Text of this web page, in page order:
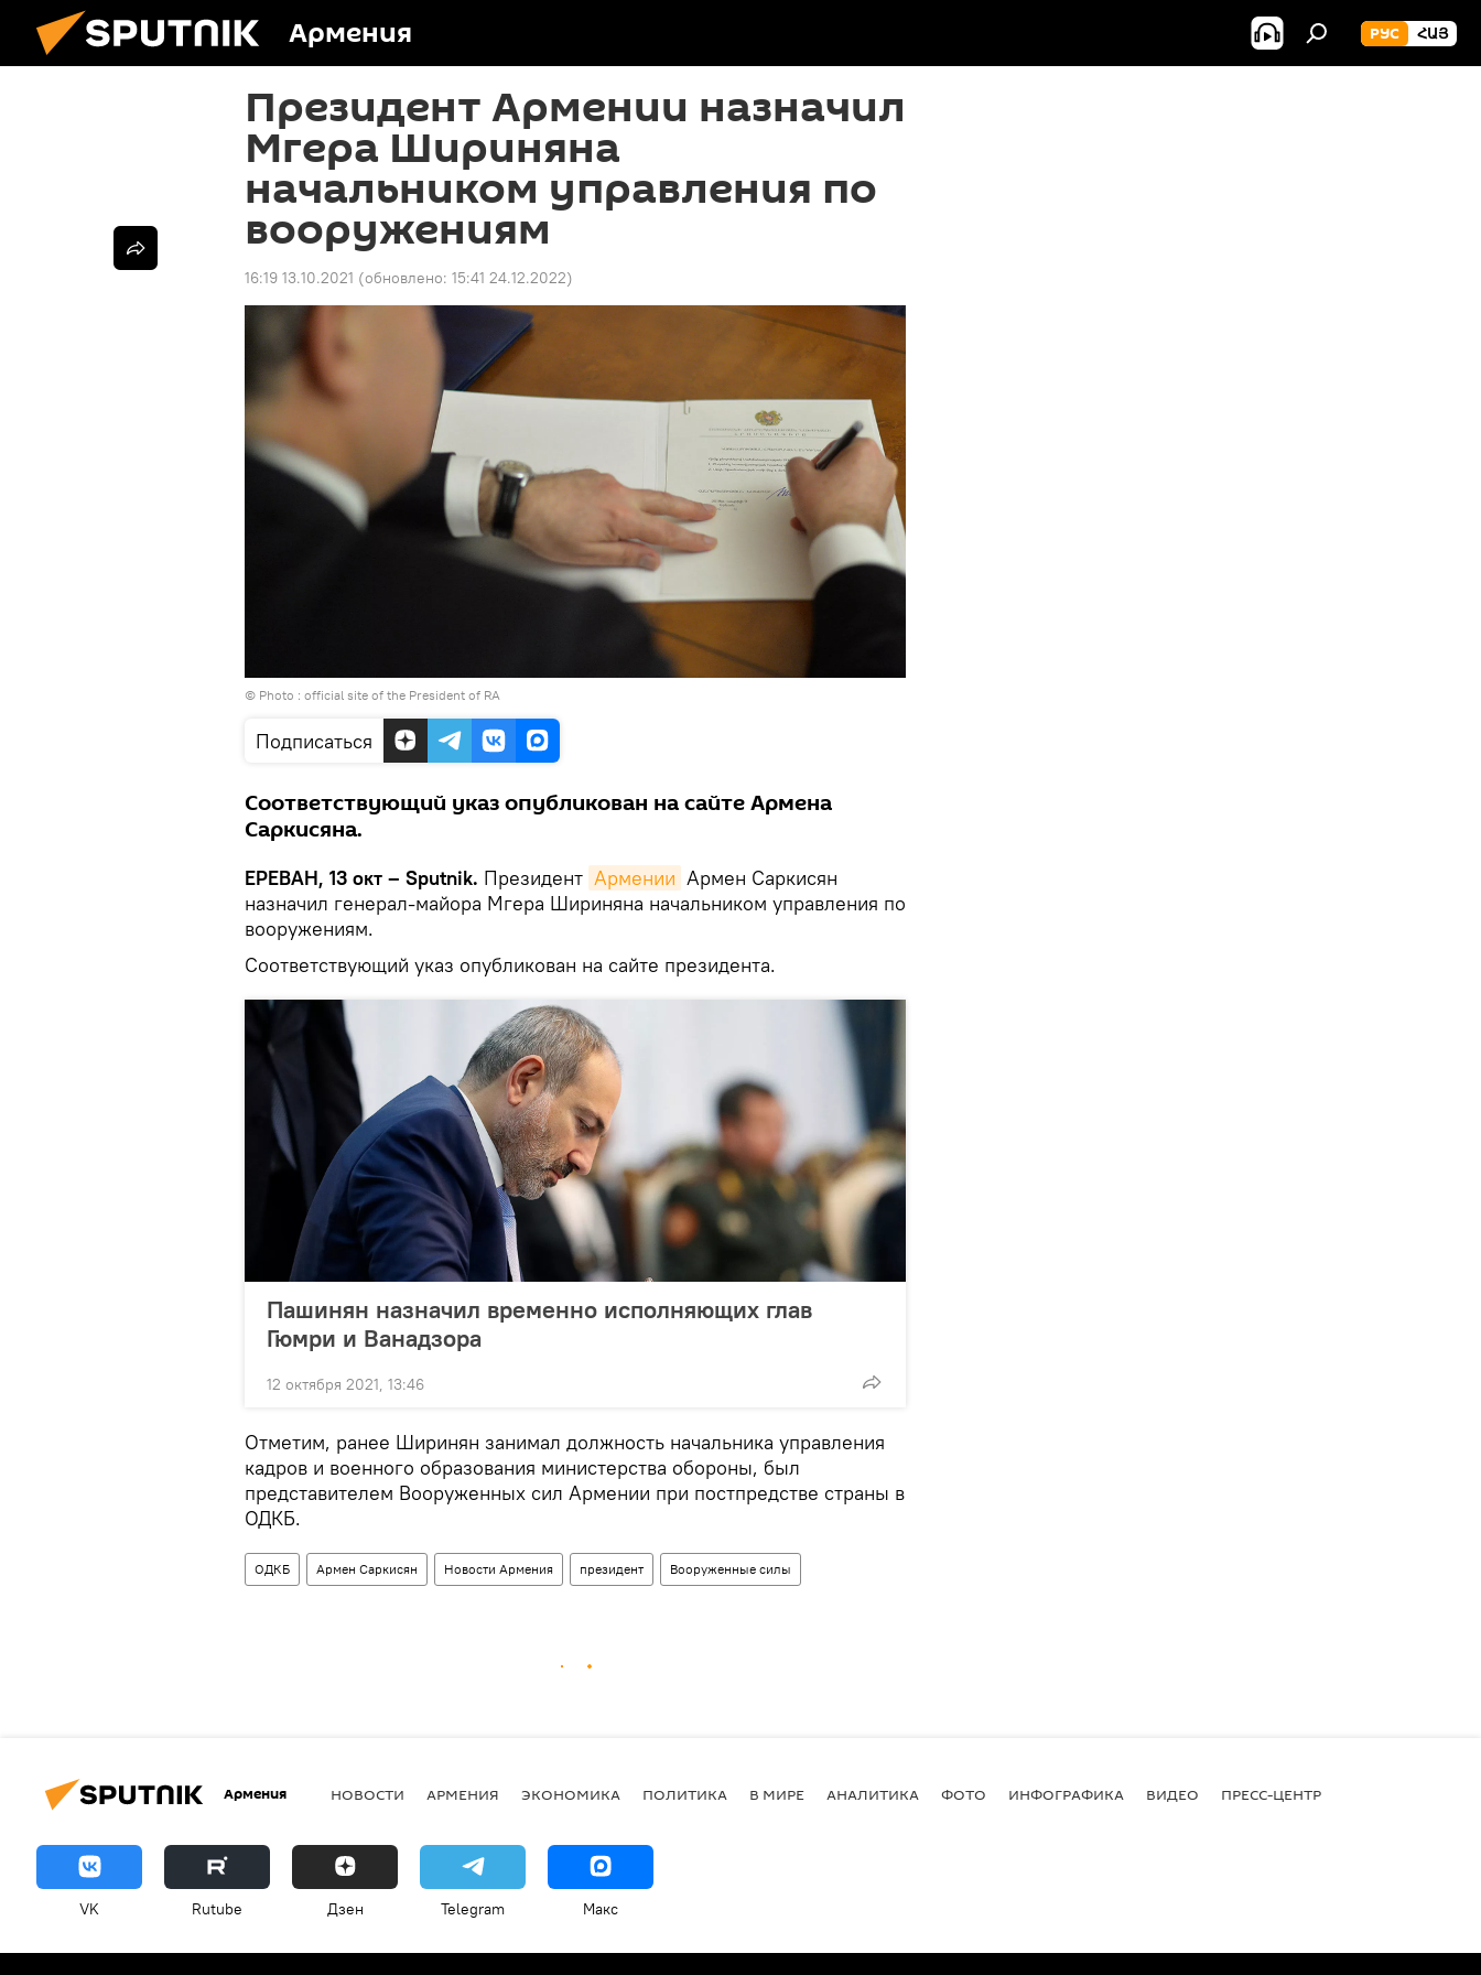
Армения РУС ՀԱՅ
Президент Армении назначил
Мгера Шириняна
начальником управления по
вооружениям
16:19 13.10.2021 (обновлено: 15:41 24.12.2022)
© Photo : official site of the President of RA
Подписаться
Соответствующий указ опубликован на сайте Армена
Саркисяна.
ЕРЕВАН, 13 окт – Sputnik. Президент Армении Армен Саркисян
назначил генерал-майора Мгера Шириняна начальником управления по
вооружениям.
Соответствующий указ опубликован на сайте президента.
Пашинян назначил временно исполняющих глав
Гюмри и Ванадзора
12 октября 2021, 13:46
Отметим, ранее Ширинян занимал должность начальника управления
кадров и военного образования министерства обороны, был
представителем Вооруженных сил Армении при постпредстве страны в
ОДКБ.
ОДКБ Армен Саркисян Новости Армения президент Вооруженные силы
Армения НОВОСТИ АРМЕНИЯ ЭКОНОМИКА ПОЛИТИКА В МИРЕ АНАЛИТИКА ФОТО ИНФОГРАФИКА ВИДЕО ПРЕСС-ЦЕНТР
VK Rutube Дзен Telegram Макс